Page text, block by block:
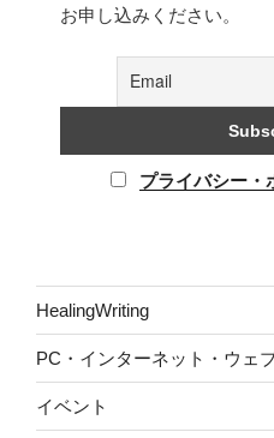
お申し込みください。
プライバシー・
HealingWriting
PC・インターネット・ウェ
イベント